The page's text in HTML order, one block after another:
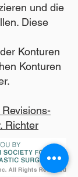
und die
Diese
Konturen
Konturen
Richter